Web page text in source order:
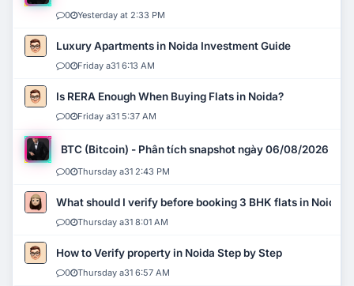
0 Yesterday at 2:33 PM
Luxury Apartments in Noida Investment Guide
0 Friday a31 6:13 AM
Is RERA Enough When Buying Flats in Noida?
0 Friday a31 5:37 AM
BTC (Bitcoin) - Phân tích snapshot ngày 06/08/2026
0 Thursday a31 2:43 PM
What should I verify before booking 3 BHK flats in Noida?
0 Thursday a31 8:01 AM
How to Verify property in Noida Step by Step
0 Thursday a31 6:57 AM